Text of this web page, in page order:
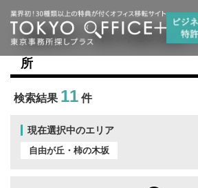
自由が丘・柿の木坂の賃貸
所
検索結果 11 件
現在選択中のエリア
自由が丘・柿の木坂